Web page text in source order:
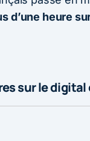
d’une heure
sur le digital